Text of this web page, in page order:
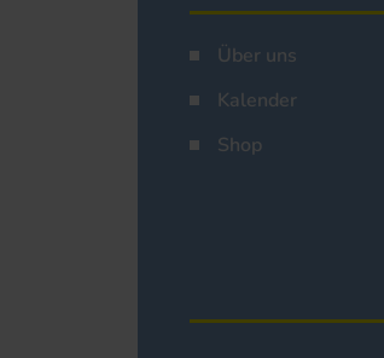
Über uns
Kalender
Shop